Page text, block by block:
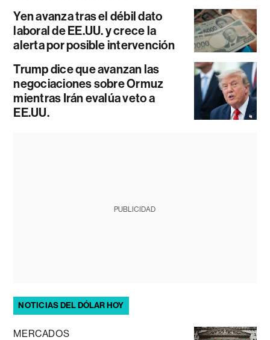
Yen avanza tras el débil dato
laboral de EE.UU. y crece la
alerta por posible intervención
Trump dice que avanzan las
negociaciones sobre Ormuz
mientras Irán evalúa veto a
EE.UU.
PUBLICIDAD
NOTICIAS DEL DÓLAR HOY
MERCADOS